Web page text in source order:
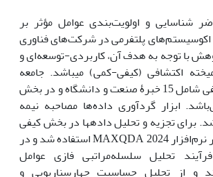
شناسایی و اولویت‌بندی عوامل مؤثر بر
پلتفرمی در شرکت‌های فناوری
با توجه به هدف آن، کاربردی-توسعه‌ای و
از نظر ماهیت، آمیخته اکتشافی (کیفی-کمی) می‎باشد. جامعه
آماری در بخش کیفی شامل 15 خبرۀ صنعت و دانشگاه و در بخش
می‌باشد. ابزار گردآوری داده‌ها مصاحبه نیمه
ساختار یافته می‎باشد. برای تجزیه و تحلیل داده‎ها در بخش کیفی
از روش تحلیلتم در نرم‌افزار MAXQDA 2024 استفاده شد و در
تحلیل سلسله‌مراتبی فازی عوامل
و از تحلیل حساسیت چهارسناریویی و